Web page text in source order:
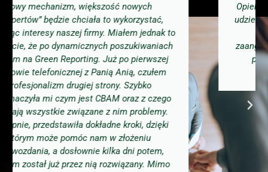
Opiekuna tematu. W jasny i przejrzysty sposób
udzielano nam wyjaśnień na zadawane pytania.
Dzięki profesjonalnemu podejściu i
zaangażowaniu Firmy Green Reporting byliśmy
pewni, że wypełnimy prawidłowo nowe
wymagania unijne. Dziękujemy!
DACPOL Sp. z o.o.
https://www.dacpol.eu/pl/